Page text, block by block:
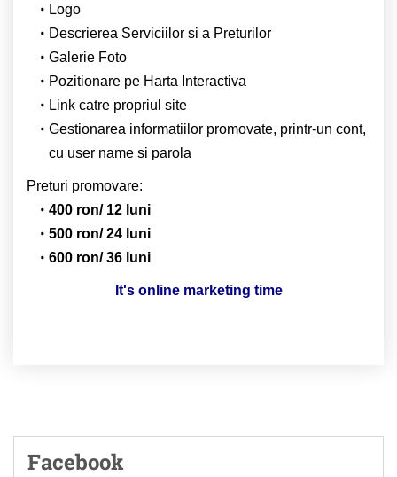
Logo
Descrierea Serviciilor si a Preturilor
Galerie Foto
Pozitionare pe Harta Interactiva
Link catre propriul site
Gestionarea informatiilor promovate, printr-un cont,
cu user name si parola
Preturi promovare:
400 ron/ 12 luni
500 ron/ 24 luni
600 ron/ 36 luni
It's online marketing time
Facebook